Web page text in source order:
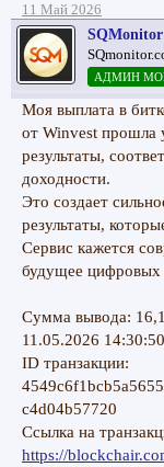
11 Май 2026
SQMonitor
АДМИН
Моя выплата в
от Winvest прошла
результаты,
доходности.
Это создает
результаты,
Сервис кажется
будущее цифровых
Сумма вывода:
11.05.2026
ID транзакции:
c4d04b57720
Ссылка на
https://